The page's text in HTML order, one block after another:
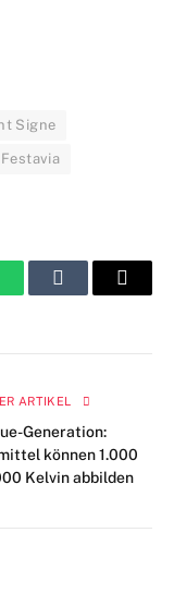
Signe
Tumblr E-
ARTIKEL
Generation:
können 1.000
Kelvin abbilden